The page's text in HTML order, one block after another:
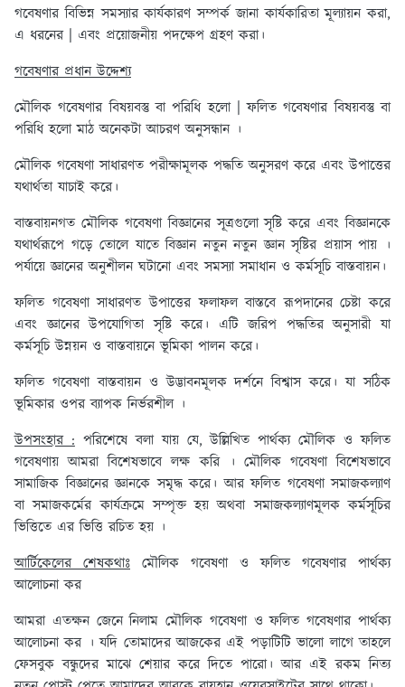
গবেষণার বিভিন্ন সমস্যার কার্যকারণ সম্পর্ক জানা কার্যকারিতা মূল্যায়ন করা,
এ ধরনের | এবং প্রয়োজনীয় পদক্ষেপ গ্রহণ করা।
গবেষণার প্রধান উদ্দেশ্য
মৌলিক গবেষণার বিষয়বস্তু বা পরিধি হলো | ফলিত গবেষণার বিষয়বস্তু বা
পরিধি হলো মাঠ অনেকটা আচরণ অনুসন্ধান ।
মৌলিক গবেষণা সাধারণত পরীক্ষামূলক পদ্ধতি অনুসরণ করে এবং উপাত্তের
যথার্থতা যাচাই করে।
বাস্তবায়নগত মৌলিক গবেষণা বিজ্ঞানের সূত্রগুলো সৃষ্টি করে এবং বিজ্ঞানকে
যথার্থরূপে গড়ে তোলে যাতে বিজ্ঞান নতুন নতুন জ্ঞান সৃষ্টির প্রয়াস পায় ।
পর্যায়ে জ্ঞানের অনুশীলন ঘটানো এবং সমস্যা সমাধান ও কর্মসূচি বাস্তবায়ন।
ফলিত গবেষণা সাধারণত উপাত্তের ফলাফল বাস্তবে রূপদানের চেষ্টা করে
এবং জ্ঞানের উপযোগিতা সৃষ্টি করে। এটি জরিপ পদ্ধতির অনুসারী যা
কর্মসূচি উন্নয়ন ও বাস্তবায়নে ভূমিকা পালন করে।
ফলিত গবেষণা বাস্তবায়ন ও উদ্ভাবনমূলক দর্শনে বিশ্বাস করে। যা সঠিক
ভূমিকার ওপর ব্যাপক নির্ভরশীল ।
উপসংহার :পরিশেষে বলা যায় যে, উল্লিখিত পার্থক্য মৌলিক ও ফলিত
গবেষণায় আমরা বিশেষভাবে লক্ষ করি । মৌলিক গবেষণা বিশেষভাবে
সামাজিক বিজ্ঞানের জ্ঞানকে সমৃদ্ধ করে। আর ফলিত গবেষণা সমাজকল্যাণ
বা সমাজকর্মের কার্যক্রমে সম্পৃক্ত হয় অথবা সমাজকল্যাণমূলক কর্মসূচির
ভিত্তিতে এর ভিত্তি রচিত হয় ।
আর্টিকেলের শেষকথাঃ মৌলিক গবেষণা ও ফলিত গবেষণার পার্থক্য
আলোচনা কর
আমরা এতক্ষন জেনে নিলাম মৌলিক গবেষণা ও ফলিত গবেষণার পার্থক্য
আলোচনা কর । যদি তোমাদের আজকের এই পড়াটিটি ভালো লাগে তাহলে
ফেসবুক বন্ধুদের মাঝে শেয়ার করে দিতে পারো। আর এই রকম নিত্য